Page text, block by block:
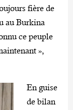
fière de
au Burkina
ce peuple
»,
En guise
de bilan